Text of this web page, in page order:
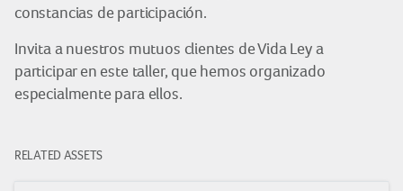
constancias de participación.
Invita a nuestros mutuos clientes de Vida Ley a
participar en este taller, que hemos organizado
especialmente para ellos.
RELATED ASSETS